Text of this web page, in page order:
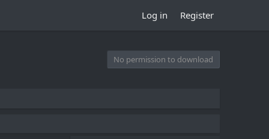
Log in Register
No permission to download